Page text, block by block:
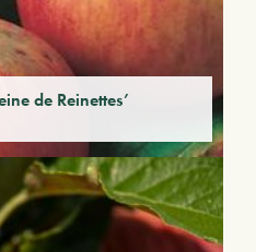
de Reinettes’